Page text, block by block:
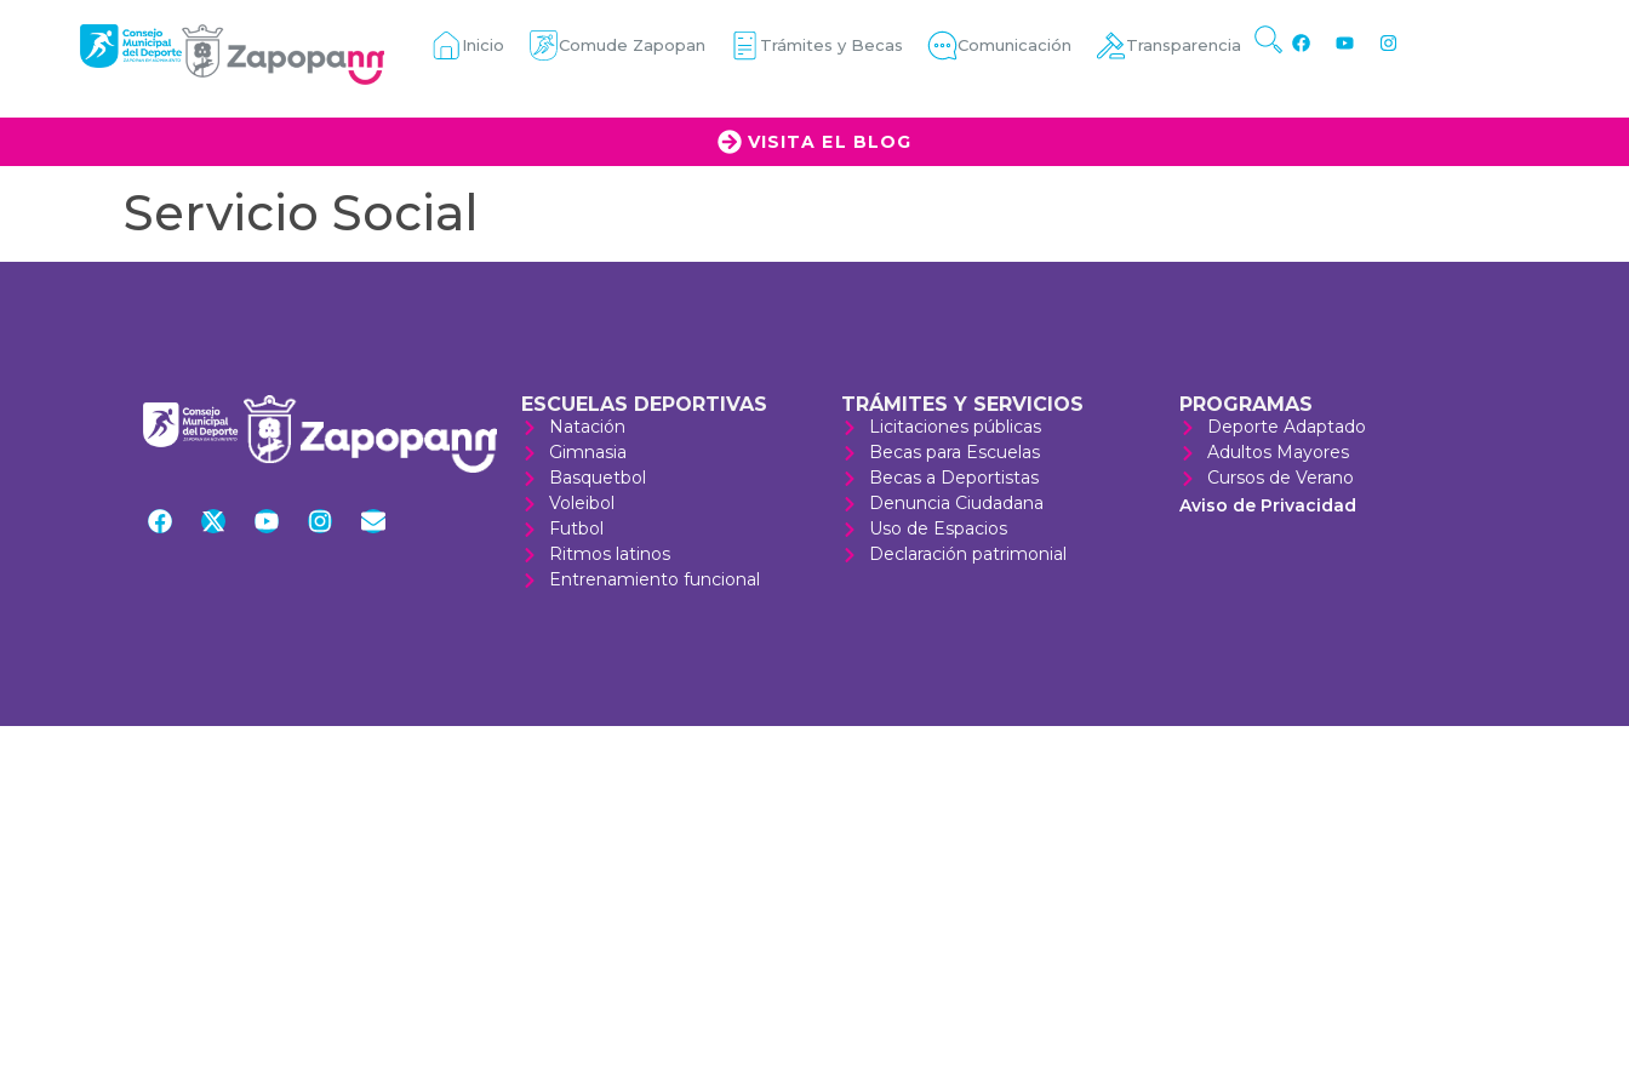
Inicio Comude Zapopan Trámites y Becas Comunicación Transparencia
VISITA EL BLOG
Servicio Social
ESCUELAS DEPORTIVAS
Natación
Gimnasia
Basquetbol
Voleibol
Futbol
Ritmos latinos
Entrenamiento funcional
TRÁMITES Y SERVICIOS
Licitaciones públicas
Becas para Escuelas
Becas a Deportistas
Denuncia Ciudadana
Uso de Espacios
Declaración patrimonial
PROGRAMAS
Deporte Adaptado
Adultos Mayores
Cursos de Verano
Aviso de Privacidad